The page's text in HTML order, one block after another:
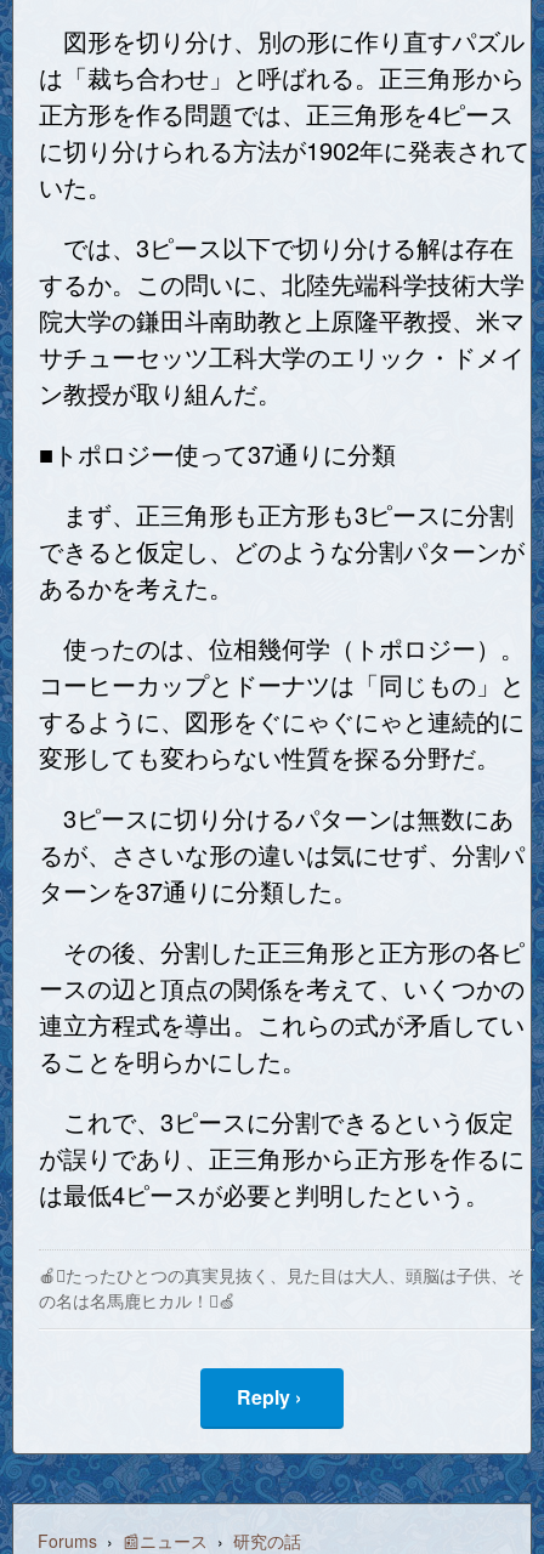
図形を切り分け、別の形に作り直すパズル
は「裁ち合わせ」と呼ばれる。正三角形から
正方形を作る問題では、正三角形を4ピース
に切り分けられる方法が1902年に発表されて
いた。
では、3ピース以下で切り分ける解は存在
するか。この問いに、北陸先端科学技術大学
院大学の鎌田斗南助教と上原隆平教授、米マ
サチューセッツ工科大学のエリック・ドメイ
ン教授が取り組んだ。
■トポロジー使って37通りに分類
まず、正三角形も正方形も3ピースに分割
できると仮定し、どのような分割パターンが
あるかを考えた。
使ったのは、位相幾何学（トポロジー）。
コーヒーカップとドーナツは「同じもの」と
するように、図形をぐにゃぐにゃと連続的に
変形しても変わらない性質を探る分野だ。
3ピースに切り分けるパターンは無数にあ
るが、ささいな形の違いは気にせず、分割パ
ターンを37通りに分類した。
その後、分割した正三角形と正方形の各ピ
ースの辺と頂点の関係を考えて、いくつかの
連立方程式を導出。これらの式が矛盾してい
ることを明らかにした。
これで、3ピースに分割できるという仮定
が誤りであり、正三角形から正方形を作るに
は最低4ピースが必要と判明したという。
🍎たったひとつの真実見抜く、見た目は大人、頭脳は子供、そ
の名は名馬鹿ヒカル！🍏
Reply ›
Forums › 📰ニュース › 研究の話